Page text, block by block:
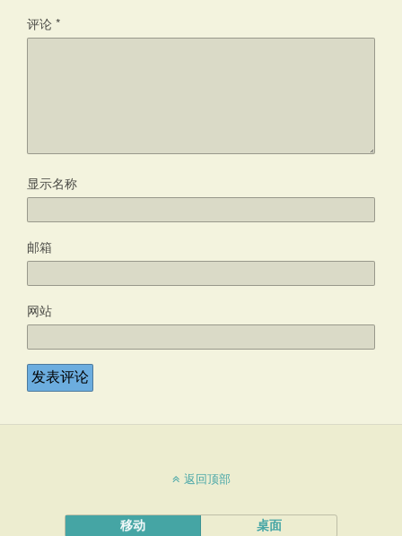
评论*
显示名称
邮箱
网站
返回顶部
移动 桌面